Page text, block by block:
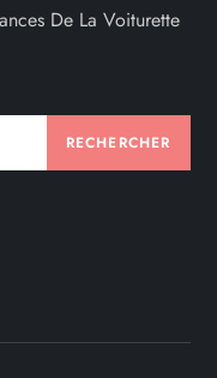
De La Voiturette